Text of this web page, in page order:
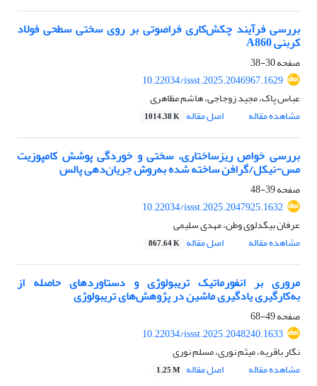
بررسی فرآیند چکش‌کاری فراصوتی بر روی سختی سطحی فولاد
کربنی A860
صفحه30-38
10.22034/issst.2025.2046967.1629
عباس پاک، مجید زوجاجی، هاشم مظاهری
مشاهده مقاله
اصل مقاله 1014.38 K
بررسی خواص ریزساختاری، سختی و خوردگی پوشش کامپوزیت
مس-نیکل/گرافن ساخته شده به‌روش جریان‌دهی پالس
صفحه39-48
10.22034/issst.2025.2047925.1632
عرفان بیگدلوی وطن، مهدی سلیمی
مشاهده مقاله
اصل مقاله 867.64 K
مروری بر انفورماتیک تریبولوژی و دستاوردهای حاصله از
به‌کارگیری یادگیری ماشین در پژوهش‌های تریبولوژی
صفحه49-68
10.22034/issst.2025.2048240.1633
نگار باقریه، میثم نوری، مسلم نوری
مشاهده مقاله
اصل مقاله 1.25 M